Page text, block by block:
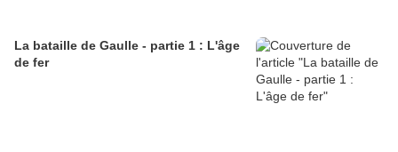
La bataille de Gaulle - partie 1 : L'âge
de fer